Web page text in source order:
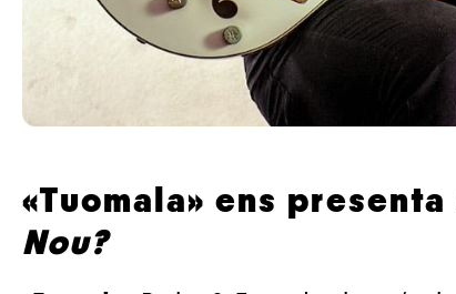
«Tuomala» ens presenta
Nou?